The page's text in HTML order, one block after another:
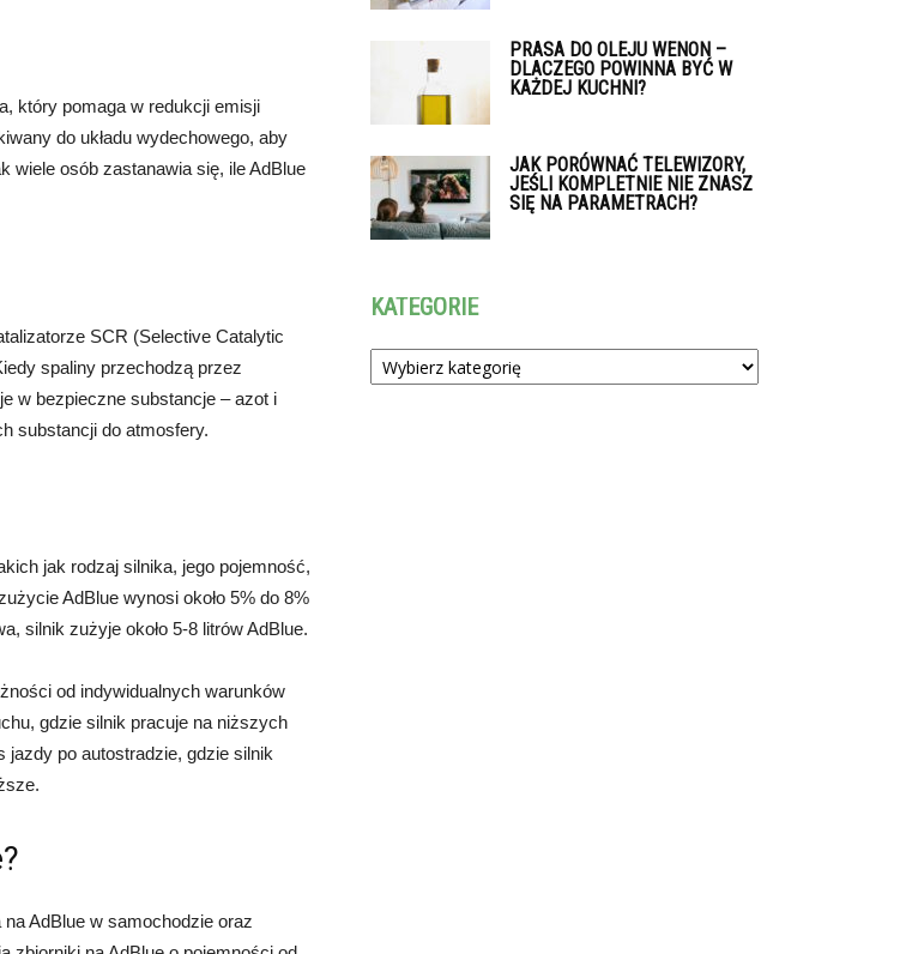
który pomaga w redukcji emisji
do układu wydechowego, aby
wiele osób zastanawia się, ile AdBlue
SCR (Selective Catalytic
spaliny przechodzą przez
w bezpieczne substancje – azot i
substancji do atmosfery.
jak rodzaj silnika, jego pojemność,
AdBlue wynosi około 5% do 8%
silnik zużyje około 5-8 litrów AdBlue.
od indywidualnych warunków
gdzie silnik pracuje na niższych
po autostradzie, gdzie silnik
AdBlue w samochodzie oraz
PRASA DO OLEJU WENON –
DLACZEGO POWINNA BYĆ W
KAŻDEJ KUCHNI?
JAK PORÓWNAĆ TELEWIZORY,
JEŚLI KOMPLETNIE NIE ZNASZ
SIĘ NA PARAMETRACH?
KATEGORIE
Kategorie